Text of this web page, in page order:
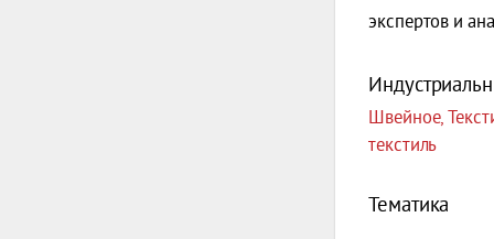
экспертов и
Швейное,
текстиль
Тематика